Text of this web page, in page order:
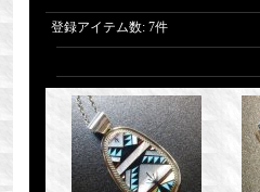
登録アイテム数: 7件